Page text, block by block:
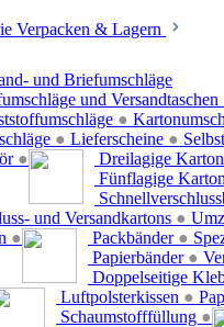
Verpacken & Lagern
und Briefumschläge
und Versandtaschen
●
● Lieferscheine ●
● Dreilagige
Fünflagige
und Versandkartons ●
● Packbänder ●
Papierbänder ●
Doppelseitige
Luftpolsterkissen ●
Schaumstofffüllung ●